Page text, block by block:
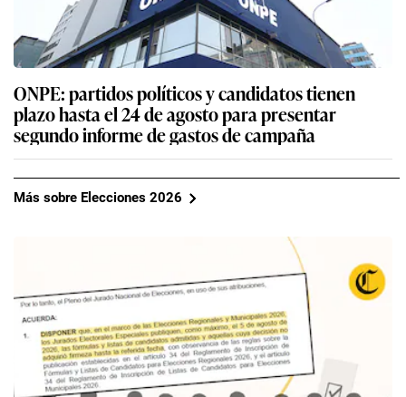
ONPE: partidos políticos y candidatos tienen
plazo hasta el 24 de agosto para presentar
segundo informe de gastos de campaña
Más sobre Elecciones 2026